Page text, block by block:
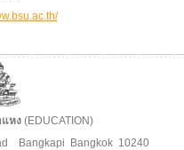
หง(EDUCATION)
Bangkapi Bangkok 10240